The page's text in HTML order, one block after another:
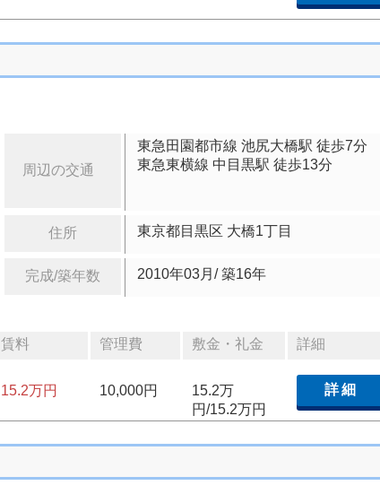
周辺の交通
東急田園都市線 池尻大橋駅 徒歩7分
東急東横線 中目黒駅 徒歩13分
住所 東京都目黒区 大橋1丁目
完成/築年数 2010年03月/ 築16年
賃料 管理費 敷金・礼金 詳細
15.2万円 10,000円
15.2万
円/15.2万円
詳細